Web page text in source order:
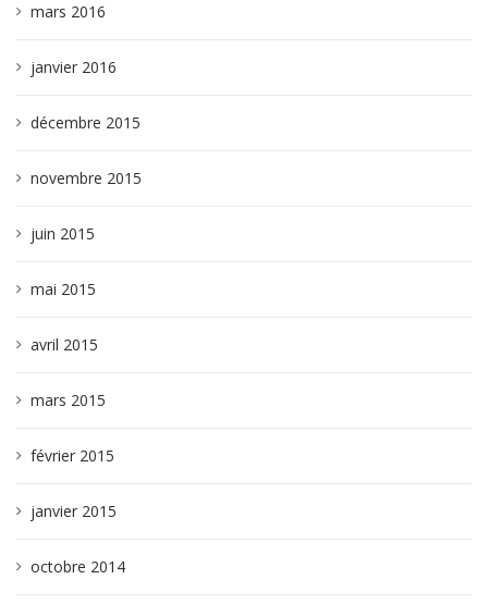
mars 2016
janvier 2016
décembre 2015
novembre 2015
juin 2015
mai 2015
avril 2015
mars 2015
février 2015
janvier 2015
octobre 2014